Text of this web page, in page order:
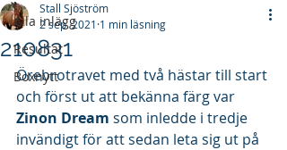
Alla inlägg
Resultat
Boxnytt
210831
Stall Sjöström
2 sep. 2021 1 min läsning
Örebrotravet med två hästar till start
och först ut att bekänna färg var
Zinon Dream som inledde i tredje
invändigt för att sedan leta sig ut på